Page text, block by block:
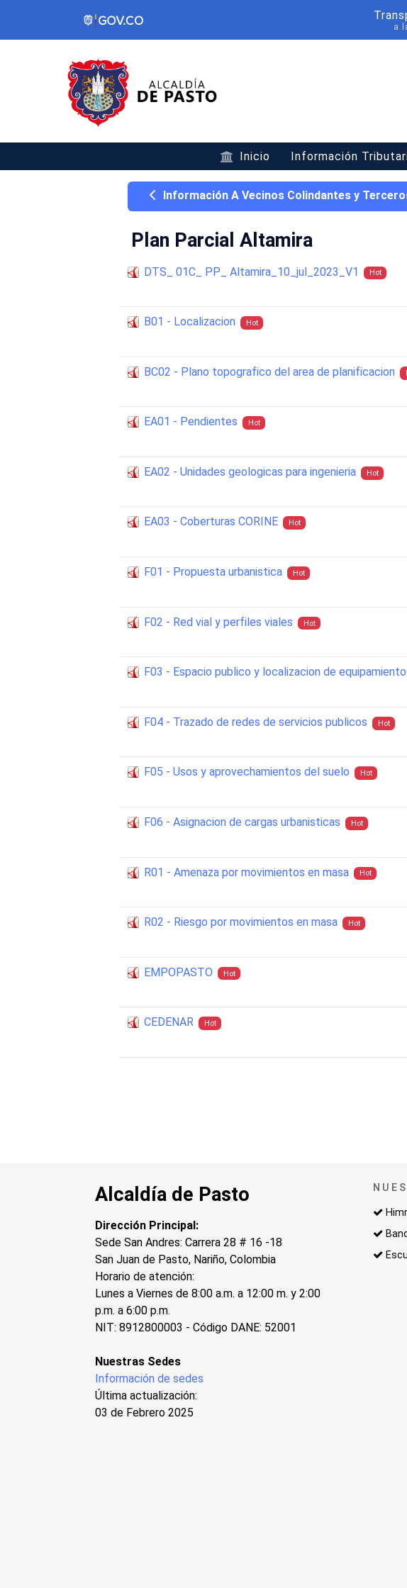
a
Inicio Información
Información A Vecinos Colindantes y
Plan Parcial Altamira
DTS_ 01C_ PP_ Altamira_10_jul_2023_V1 Hot
B01 - Localizacion Hot
BC02 - Plano topografico del area de planificacion
EA01 - Pendientes Hot
EA02 - Unidades geologicas para ingenieria Hot
EA03 - Coberturas CORINE Hot
F01 - Propuesta urbanistica Hot
F02 - Red vial y perfiles viales Hot
F03 - Espacio publico y localizacion de
F04 - Trazado de redes de servicios publicos Hot
F05 - Usos y aprovechamientos del suelo Hot
F06 - Asignacion de cargas urbanisticas Hot
R01 - Amenaza por movimientos en masa Hot
R02 - Riesgo por movimientos en masa Hot
EMPOPASTO Hot
CEDENAR Hot
Alcaldía de Pasto
Dirección Principal:
Sede San Andres: Carrera 28 # 16 -18
San Juan de Pasto, Nariño, Colombia
Horario de atención:
Lunes a Viernes de 8:00 a.m. a 12:00 m. y 2:00
p.m. a 6:00 p.m.
NIT: 8912800003 - Código DANE: 52001
Nuestras Sedes
Información de sedes
Última actualización:
03 de Febrero 2025